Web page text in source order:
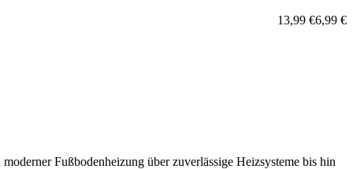
6,99 €
13,99 €
Fußbodenheizung über zuverlässige Heizsysteme bis hin